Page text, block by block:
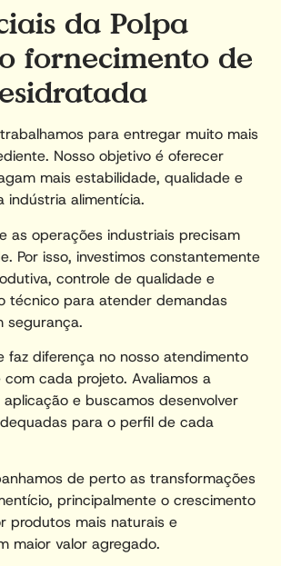
da Polpa
fornecimento de
para entregar muito mais
Nosso objetivo é oferecer
mais estabilidade, qualidade e
indústria alimentícia.
as operações industriais precisam
Por isso, investimos constantemente
controle de qualidade e
técnico para atender demandas
segurança.
faz diferença no nosso atendimento
cada projeto. Avaliamos a
e buscamos desenvolver
para o perfil de cada
de perto as transformações
principalmente o crescimento
produtos mais naturais e
maior valor agregado.